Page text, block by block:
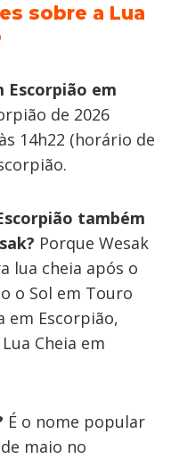
sobre a Lua
Escorpião em
de 2026
14h22 (horário de
também
Porque Wesak
lua cheia após o
o Sol em Touro
em Escorpião,
Cheia em
É o nome popular
maio no